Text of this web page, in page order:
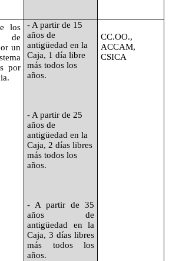
los
de
un
por
- A partir de 15
años de
antigüedad en la
Caja, 1 día libre
más todos los
años.
- A partir de 25
años de
antigüedad en la
Caja, 2 días libres
más todos los
años.
- A partir de 35
años de
antigüedad enla
Caja, 3 días libres
más todos los
años.
CC.OO.,
ACCAM,
CSICA